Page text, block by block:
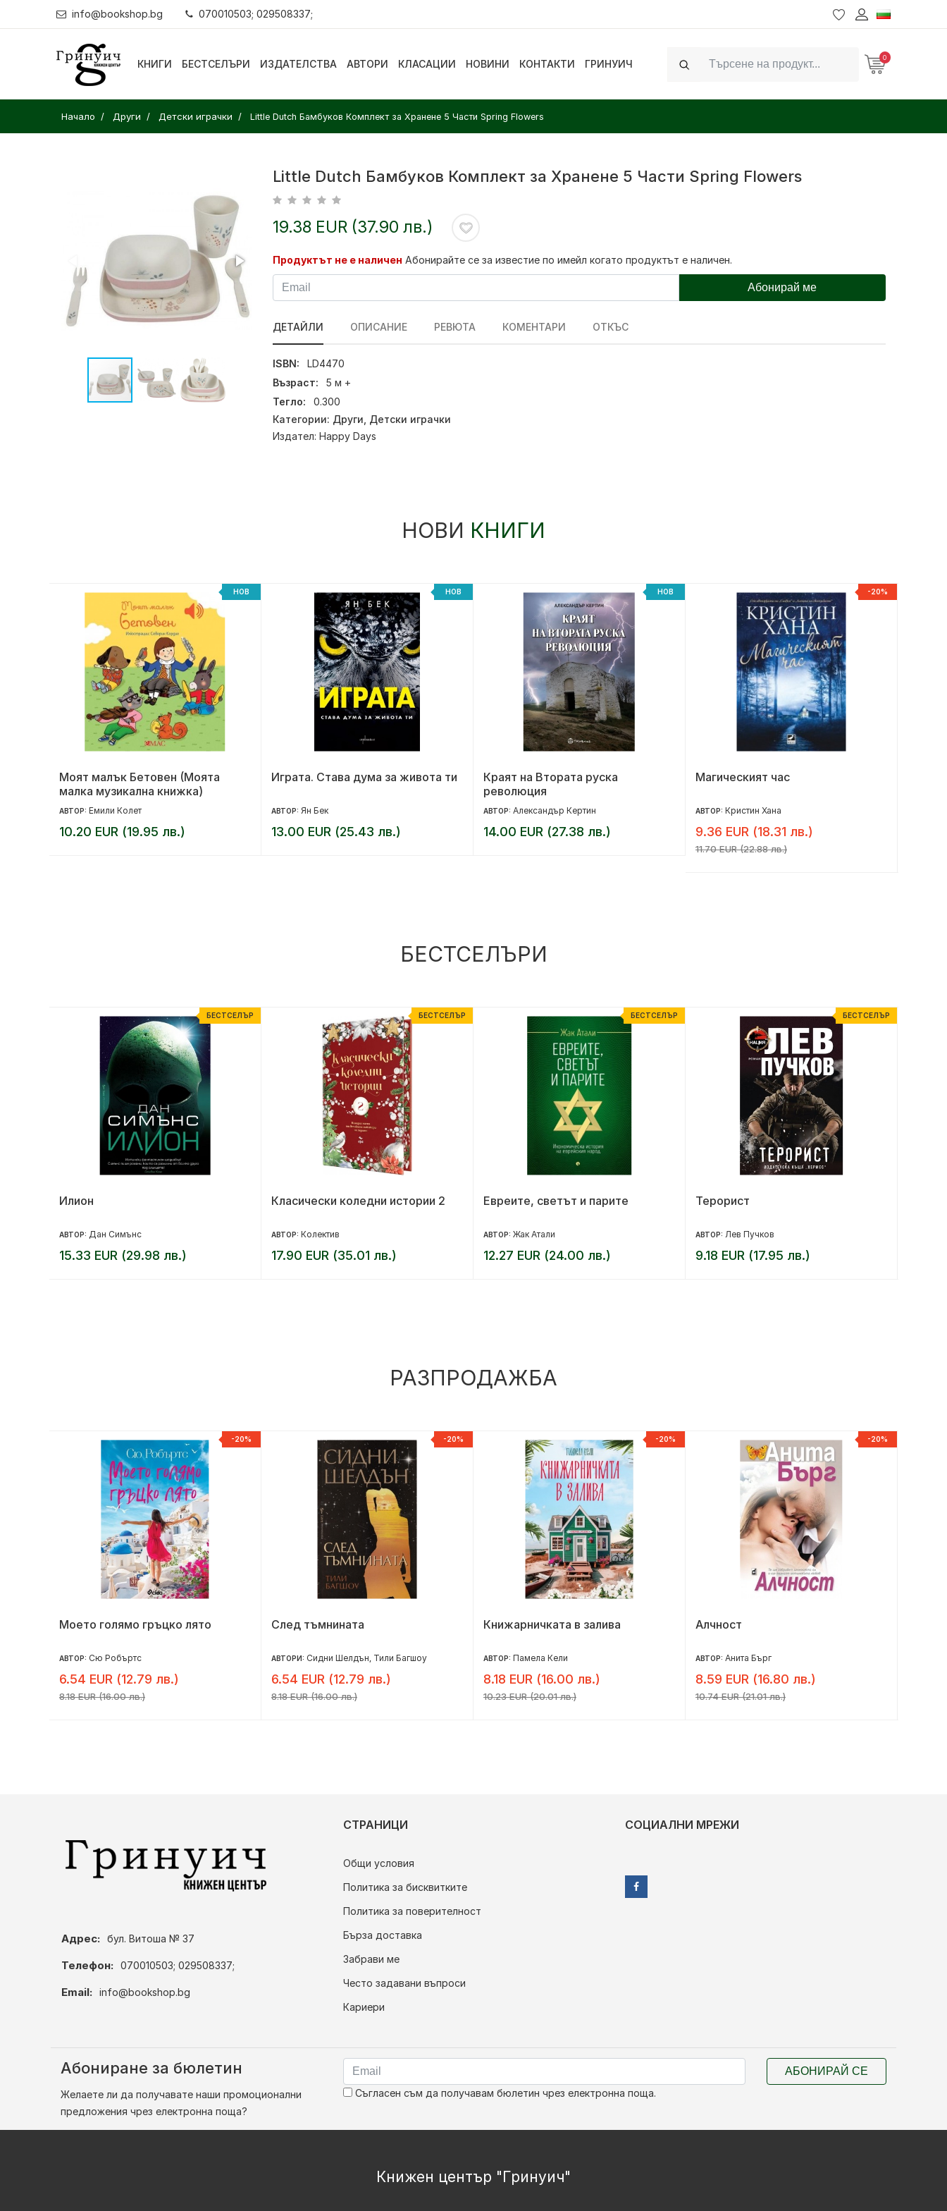
info@bookshop.bg 070010503; 029508337;
КНИГИ БЕСТСЕЛЪРИ ИЗДАТЕЛСТВА АВТОРИ КЛАСАЦИИ НОВИНИ КОНТАКТИ ГРИНУИЧ
Search
0
Начало Други Детски играчки Little Dutch Бамбуков Комплект за Хранене 5 Части Spring Flowers
Little Dutch Бамбуков Комплект за Хранене 5 Части Spring Flowers
19.38 EUR (37.90 лв.)
Продуктът не е наличен Абонирайте се за известие по имейл когато продуктът е наличен.
Абонирай ме
ДЕТАЙЛИ ОПИСАНИЕ РЕВЮТА КОМЕНТАРИ ОТКЪС
ISBN:
LD4470
Възраст:
5 м +
Тегло:
0.300
Категории: Други Детски играчки
Издател: Happy Days
НОВИ КНИГИ
НОВ
Моят малък Бетовен (Моята
малка музикална книжка)
АВТОР: Емили Колет
10.20 EUR (19.95 лв.)
НОВ
Играта. Става дума за живота ти
АВТОР: Ян Бек
13.00 EUR (25.43 лв.)
НОВ
Краят на Втората руска
революция
АВТОР: Александър Кертин
14.00 EUR (27.38 лв.)
-20%
Магическият час
АВТОР: Кристин Хана
9.36 EUR (18.31 лв.)
11.70 EUR (22.88 лв.)
БЕСТСЕЛЪРИ
БЕСТСЕЛЪР
Илион
АВТОР: Дан Симънс
15.33 EUR (29.98 лв.)
БЕСТСЕЛЪР
Класически коледни истории 2
АВТОР: Колектив
17.90 EUR (35.01 лв.)
БЕСТСЕЛЪР
Евреите, светът и парите
АВТОР: Жак Атали
12.27 EUR (24.00 лв.)
БЕСТСЕЛЪР
Терорист
АВТОР: Лев Пучков
9.18 EUR (17.95 лв.)
РАЗПРОДАЖБА
-20%
Моето голямо гръцко лято
АВТОР: Сю Робъртс
6.54 EUR (12.79 лв.)
8.18 EUR (16.00 лв.)
-20%
След тъмнината
АВТОРИ: Сидни Шелдън Тили Багшоу
6.54 EUR (12.79 лв.)
8.18 EUR (16.00 лв.)
-20%
Книжарничката в залива
АВТОР: Памела Кели
8.18 EUR (16.00 лв.)
10.23 EUR (20.01 лв.)
-20%
Алчност
АВТОР: Анита Бърг
8.59 EUR (16.80 лв.)
10.74 EUR (21.01 лв.)
Адрес: бул. Витоша № 37
Телефон: 070010503; 029508337;
Email: info@bookshop.bg
СТРАНИЦИ
Общи условия
Политика за бисквитките
Политика за поверителност
Бърза доставка
Забрави ме
Често задавани въпроси
Кариери
СОЦИАЛНИ МРЕЖИ
Абониране за бюлетин
Желаете ли да получавате наши промоционални
предложения чрез електронна поща?
Съгласен съм да получавам бюлетин чрез електронна поща.
АБОНИРАЙ СЕ
Книжен център "Гринуич"